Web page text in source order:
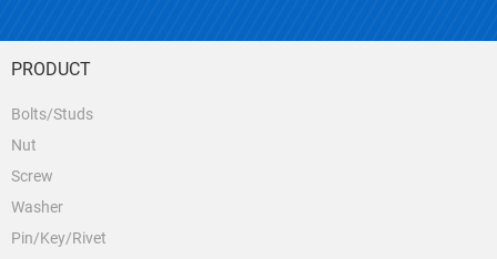
PRODUCT
Bolts/Studs
Nut
Screw
Washer
Pin/Key/Rivet